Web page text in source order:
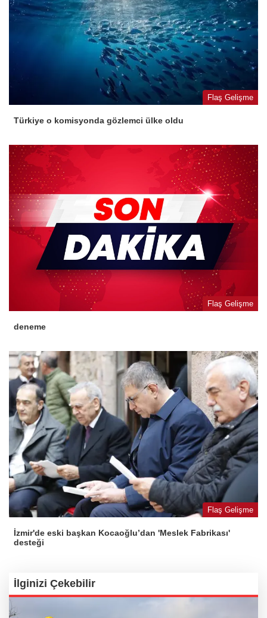
Flaş Gelişme
Türkiye o komisyonda gözlemci ülke oldu
Flaş Gelişme
deneme
Flaş Gelişme
İzmir'de eski başkan Kocaoğlu’dan 'Meslek Fabrikası'
desteği
İlginizi Çekebilir